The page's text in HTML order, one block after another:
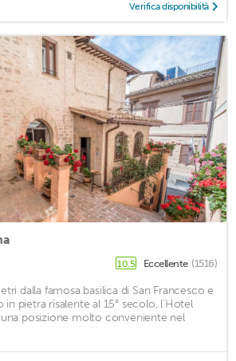
Verifica disponibilità
10,5 Eccellente (1516)
dalla famosa basilica di San Francesco e
pietra risalente al 15° secolo, l'Hotel
posizione molto conveniente nel